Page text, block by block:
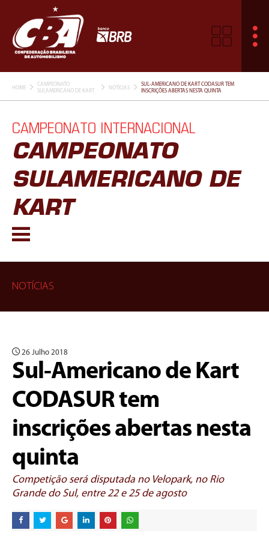
HOME
CAMPEONATO
SULAMERICANO DE KART
NOTÍCIAS
SUL-AMERICANO DE KART CODASUR TEM
INSCRIÇÕES ABERTAS NESTA QUINTA
CAMPEONATO INTERNACIONAL
CAMPEONATO
SULAMERICANO DE
KART
NOTÍCIAS
26 Julho 2018
Sul-Americano de Kart
CODASUR tem
inscrições abertas nesta
quinta
Competição será disputada no Velopark, no Rio
Grande do Sul, entre 22 e 25 de agosto